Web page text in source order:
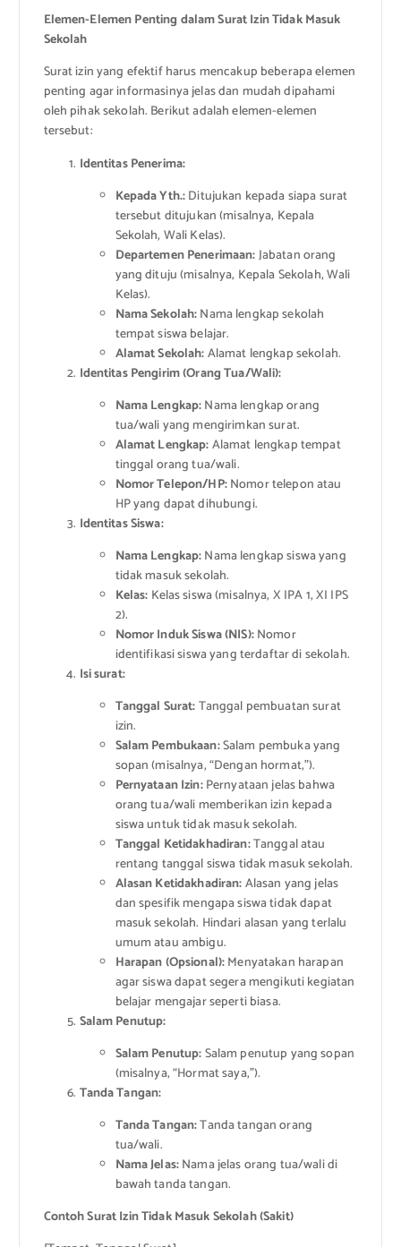
Elemen-Elemen Penting dalam Surat Izin Tidak Masuk
Sekolah
Surat izin yang efektif harus mencakup beberapa elemen
penting agar informasinya jelas dan mudah dipahami
oleh pihak sekolah. Berikut adalah elemen-elemen
tersebut:
Identitas Penerima:
Kepada Yth.:Ditujukan kepada siapa surat
tersebut ditujukan (misalnya, Kepala
Sekolah, Wali Kelas).
Departemen Penerimaan:Jabatan orang
yang dituju (misalnya, Kepala Sekolah, Wali
Kelas).
Nama Sekolah:Nama lengkap sekolah
tempat siswa belajar.
Alamat Sekolah:Alamat lengkap sekolah.
Identitas Pengirim (Orang Tua/Wali):
Nama Lengkap:Nama lengkap orang
tua/wali yang mengirimkan surat.
Alamat Lengkap:Alamat lengkap tempat
tinggal orang tua/wali.
Nomor Telepon/HP:Nomor telepon atau
HP yang dapat dihubungi.
Identitas Siswa:
Nama Lengkap:Nama lengkap siswa yang
tidak masuk sekolah.
Kelas: Kelas siswa (misalnya, X IPA 1, XI IPS
2).
Nomor Induk Siswa (NIS):Nomor
identifikasi siswa yang terdaftar di sekolah.
Isi surat:
Tanggal Surat:Tanggal pembuatan surat
izin.
Salam Pembukaan:Salam pembuka yang
sopan (misalnya, “Dengan hormat,”).
Pernyataan Izin:Pernyataan jelas bahwa
orang tua/wali memberikan izin kepada
siswa untuk tidak masuk sekolah.
Tanggal Ketidakhadiran:Tanggal atau
rentang tanggal siswa tidak masuk sekolah.
Alasan Ketidakhadiran:Alasan yang jelas
dan spesifik mengapa siswa tidak dapat
masuk sekolah. Hindari alasan yang terlalu
umum atau ambigu.
Harapan (Opsional):Menyatakan harapan
agar siswa dapat segera mengikuti kegiatan
belajar mengajar seperti biasa.
Salam Penutup:
Salam Penutup:Salam penutup yang sopan
(misalnya, “Hormat saya,”).
Tanda Tangan:
Tanda Tangan:Tanda tangan orang
tua/wali.
Nama Jelas:Nama jelas orang tua/wali di
bawah tanda tangan.
Contoh Surat Izin Tidak Masuk Sekolah (Sakit)